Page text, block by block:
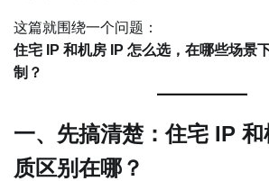
这篇就围绕一个问题：
住宅 IP 和机房 IP 怎么选，在哪些场景
制？
一、先搞清楚：住宅 IP
质区别在哪？